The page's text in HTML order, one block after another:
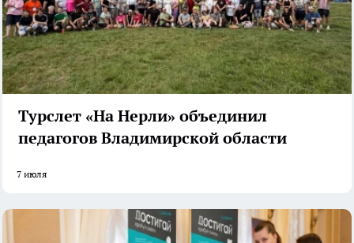
Турслет «На Нерли» объединил
педагогов Владимирской области
7 июля